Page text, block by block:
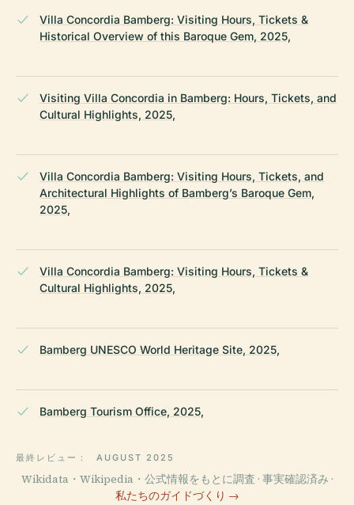
Villa Concordia Bamberg: Visiting Hours, Tickets &
Historical Overview of this Baroque Gem, 2025,
Visiting Villa Concordia in Bamberg: Hours, Tickets, and
Cultural Highlights, 2025,
Villa Concordia Bamberg: Visiting Hours, Tickets, and
Architectural Highlights of Bamberg’s Baroque Gem,
2025,
Villa Concordia Bamberg: Visiting Hours, Tickets &
Cultural Highlights, 2025,
Bamberg UNESCO World Heritage Site, 2025,
Bamberg Tourism Office, 2025,
最終レビュー： AUGUST 2025
Wikidata・Wikipedia・公式情報をもとに調査 · 事実確認済み ·
私たちのガイドづくり →